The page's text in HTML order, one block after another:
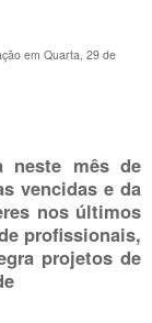
em Quarta, 29 de
neste mês de
vencidas e da
nos últimos
profissionais,
projetos de